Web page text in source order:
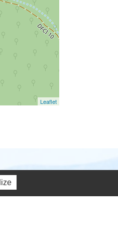
Leaflet